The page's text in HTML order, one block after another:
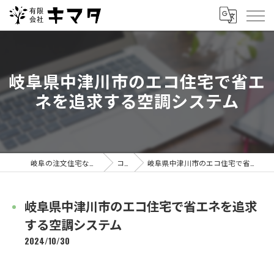
岐阜県中津川市のエコ住宅で省エ
ネを追求する空調システム
コラム 岐阜県中津川市のエコ住宅で省エネを追求する空調システム
岐阜県中津川市のエコ住宅で省エネを追求
する空調システム
2024/10/30